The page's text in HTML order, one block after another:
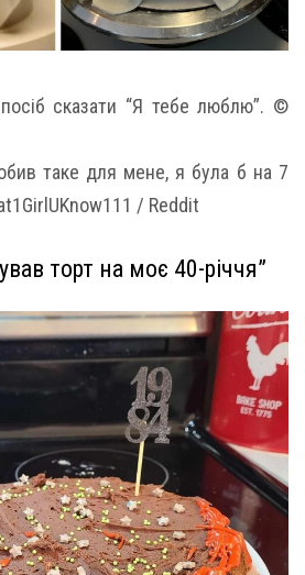
сказати “Я тебе люблю”. ©
таке для мене, я була б на 7
/ Reddit
торт на моє 40-річчя”